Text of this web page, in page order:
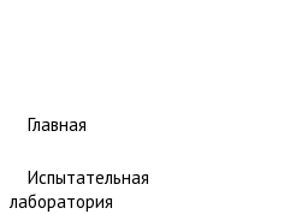
Главная
Испытательная
лаборатория